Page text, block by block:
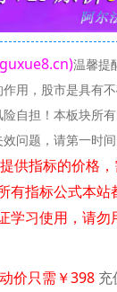
温馨提
用，股市是具有
自担！本板块所
问题，请第一时
有指标公式本
学习使用，请勿
858 现活动价只需￥398 充